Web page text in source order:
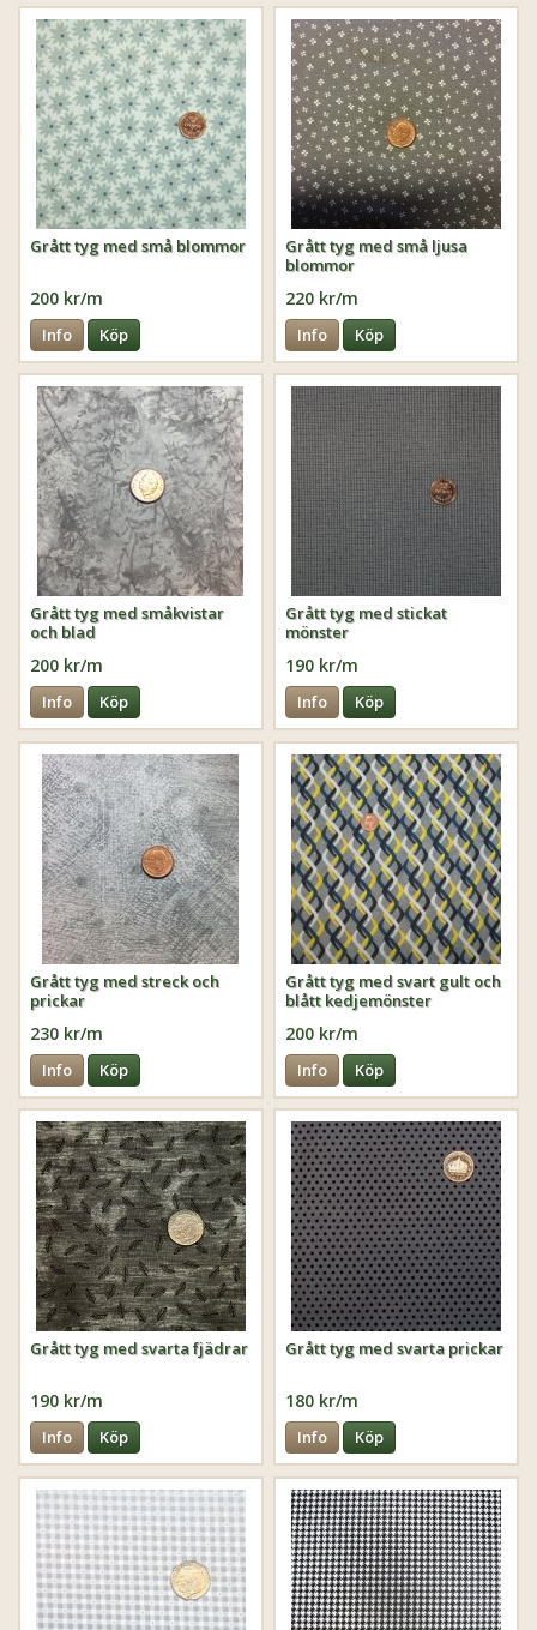
Grått tyg med små blommor
200 kr/m
Info Köp
Grått tyg med små ljusa
blommor
220 kr/m
Info Köp
Grått tyg med småkvistar
och blad
200 kr/m
Info Köp
Grått tyg med stickat
mönster
190 kr/m
Info Köp
Grått tyg med streck och
prickar
230 kr/m
Info Köp
Grått tyg med svart gult och
blått kedjemönster
200 kr/m
Info Köp
Grått tyg med svarta fjädrar
190 kr/m
Info Köp
Grått tyg med svarta prickar
180 kr/m
Info Köp